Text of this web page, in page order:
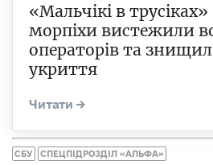
«Мальчікі в
морпіхи вистежили
операторів та
укриття
СБУ СПЕЦПІДРОЗДІЛ «АЛЬФА»